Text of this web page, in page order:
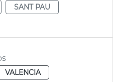
SANT PAU
VALENCIA